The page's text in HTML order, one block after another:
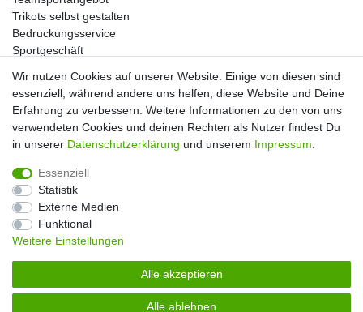
Trikots selbst gestalten
Bedruckungsservice
Sportgeschäft
Widerrufs­recht
Wir nutzen Cookies auf unserer Website. Einige von diesen sind
essenziell, während andere uns helfen, diese Website und Deine
Erfahrung zu verbessern. Weitere Informationen zu den von uns
verwendeten Cookies und deinen Rechten als Nutzer findest Du
in unserer Daten­schutz­erklärung und unserem Impressum
Essenziell
Statistik
Externe Medien
Funktional
Weitere Einstellungen
Alle akzeptieren
Alle ablehnen